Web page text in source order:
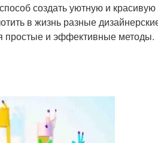
создать уютную и красивую
в жизнь разные
простые и эффективные методы.